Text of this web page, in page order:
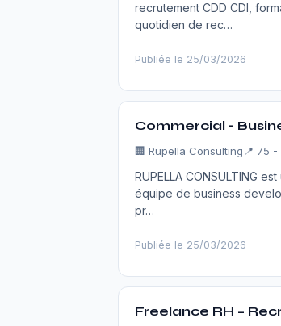
recrutement CDD CDI,
quotidien de rec…
Publiée le 25/03/2026
Commercial -
🏢 Rupella Consulting 📍 75
RUPELLA CONSULTING
équipe de business
pr…
Publiée le 25/03/2026
Freelance RH –